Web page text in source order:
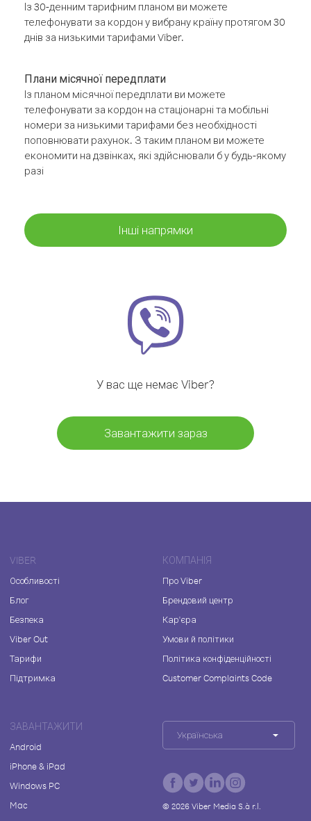
Із 30-денним тарифним планом ви можете
телефонувати за кордон у вибрану країну протягом 30
днів за низькими тарифами Viber.
Плани місячної передплати
Із планом місячної передплати ви можете
телефонувати за кордон на стаціонарні та мобільні
номери за низькими тарифами без необхідності
поповнювати рахунок. З таким планом ви можете
економити на дзвінках, які здійснювали б у будь-якому
разі
Інші напрямки
У вас ще немає Viber?
Завантажити зараз
VIBER
Особливості
Блог
Безпека
Viber Out
Тарифи
Підтримка
КОМПАНІЯ
Про Viber
Брендовий центр
Кар'єра
Умови й політики
Політика конфіденційності
Customer Complaints Code
ЗАВАНТАЖИТИ
Android
iPhone & iPad
Windows PC
Mac
Українська
© 2026Viber Media S.à r.l.